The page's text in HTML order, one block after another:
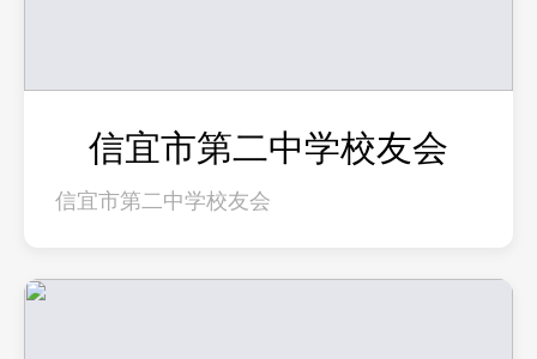
信宜市第二中学校友会
信宜市第二中学校友会